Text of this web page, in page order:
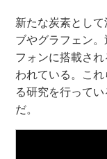
新たな炭素とし
ブやグラフェン
フォンに搭載さ
われている。こ
る研究を行って
だ。